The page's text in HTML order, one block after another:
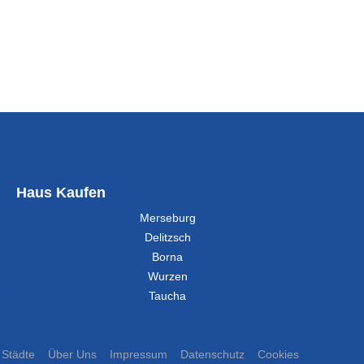
Haus Kaufen
Merseburg
Delitzsch
Borna
Wurzen
Taucha
Städte Über Uns Impressum Datenschutz Cookies